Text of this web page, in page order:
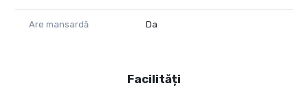
Are mansardă Da
Facilități